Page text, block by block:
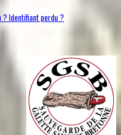
? Identifiant perdu ?